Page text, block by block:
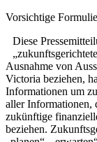
Vorsichtige
Diese
Ausnahme von
Victoria beziehen,
Informationen um
aller Informationen,
zukünftige
beziehen.